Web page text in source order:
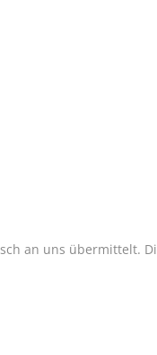
an uns übermittelt.